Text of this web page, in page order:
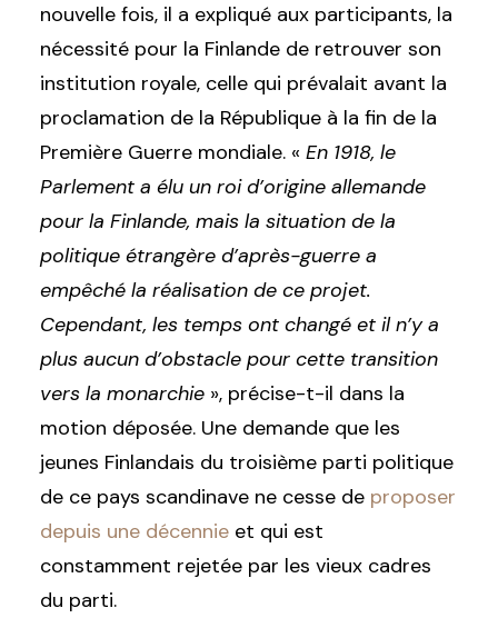
nouvelle fois, il a expliqué aux participants, la
nécessité pour la Finlande de retrouver son
institution royale, celle qui prévalait avant la
proclamation de la République à la fin de la
Première Guerre mondiale. « En 1918, le
Parlement a élu un roi d’origine allemande
pour la Finlande, mais la situation de la
politique étrangère d’après-guerre a
empêché la réalisation de ce projet.
Cependant, les temps ont changé et il n’y a
plus aucun d’obstacle pour cette transition
vers la monarchie », précise-t-il dans la
motion déposée. Une demande que les
jeunes Finlandais du troisième parti politique
de ce pays scandinave ne cesse de proposer
depuis une décennie et qui est
constamment rejetée par les vieux cadres
du parti.